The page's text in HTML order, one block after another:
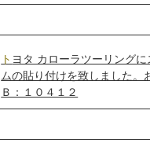
トヨタ カローラツーリングにスモークフィル
ムの貼り付けを致しました。
Ｂ：１０４１２